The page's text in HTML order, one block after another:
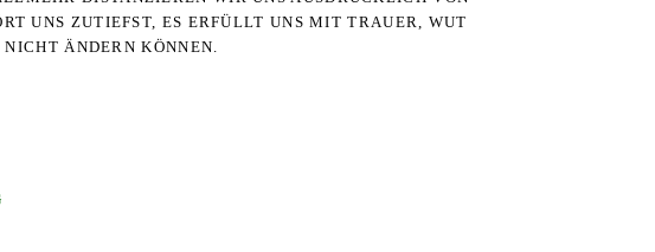
UNS ZUTIEFST, ES ERFÜLLT UNS MIT TRAUER, WUT
ÄNDERN KÖNNEN.